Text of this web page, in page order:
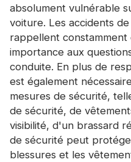
Contact
absolument vulnérable
voiture. Les accidents
rappellent
importance aux
conduite. En plus de
est également
mesures de sécurité,
de sécurité, de
visibilité, d'un brassard
de sécurité peut
blessures et les